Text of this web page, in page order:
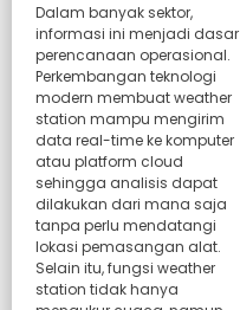
Dalam banyak sektor,
informasi ini menjadi dasar
perencanaan operasional.
Perkembangan teknologi
modern membuat weather
station mampu mengirim
data real-time ke komputer
atau platform cloud
sehingga analisis dapat
dilakukan dari mana saja
tanpa perlu mendatangi
lokasi pemasangan alat.
Selain itu, fungsi weather
station tidak hanya